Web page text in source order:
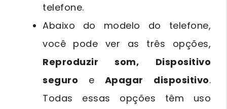
telefone.
Abaixo do modelo do telefone,
você pode ver as três opções,
Reproduzir som, Dispositivo
seguro e Apagar dispositivo.
Todas essas opções têm uso